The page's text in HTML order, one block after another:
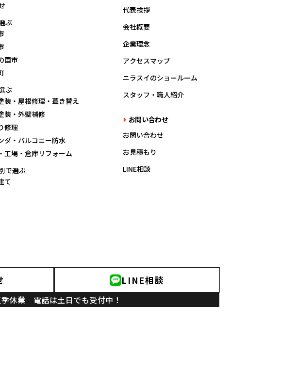
LINE相談
季休業 電話は土日でも受付中！
ぶ
国市
ぶ
装・屋根修理・葺き替え
装・外壁補修
修理
ダ・バルコニー防水
工場・倉庫リフォーム
で選ぶ
て
代表挨拶
会社概要
企業理念
アクセスマップ
ニラスイのショールーム
スタッフ・職人紹介
お問い合わせ
お問い合わせ
お見積もり
LINE相談